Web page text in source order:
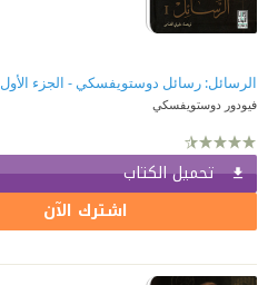
الرسائل: رسائل دوستويفسكي - الجزء الأول
فيودور دوستويفسكي
تحميل الكتاب
اشترك الآن